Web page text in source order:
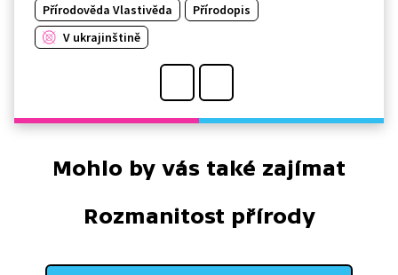
Přírodověda Vlastivěda
Přírodopis
V ukrajinštině
Mohlo by vás také zajímat
Rozmanitost přírody